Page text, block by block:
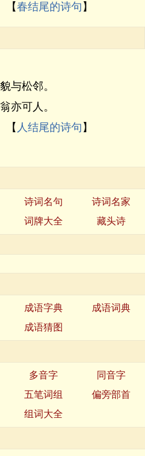
【春结尾的诗句 】
与松邻。
亦可人。
【 人结尾的诗句 】
诗词名句
诗词名家
词牌大全 藏头诗
成语字典
成语词典
成语猜图
多音字
同音字
五笔词组
偏旁部首
组词大全